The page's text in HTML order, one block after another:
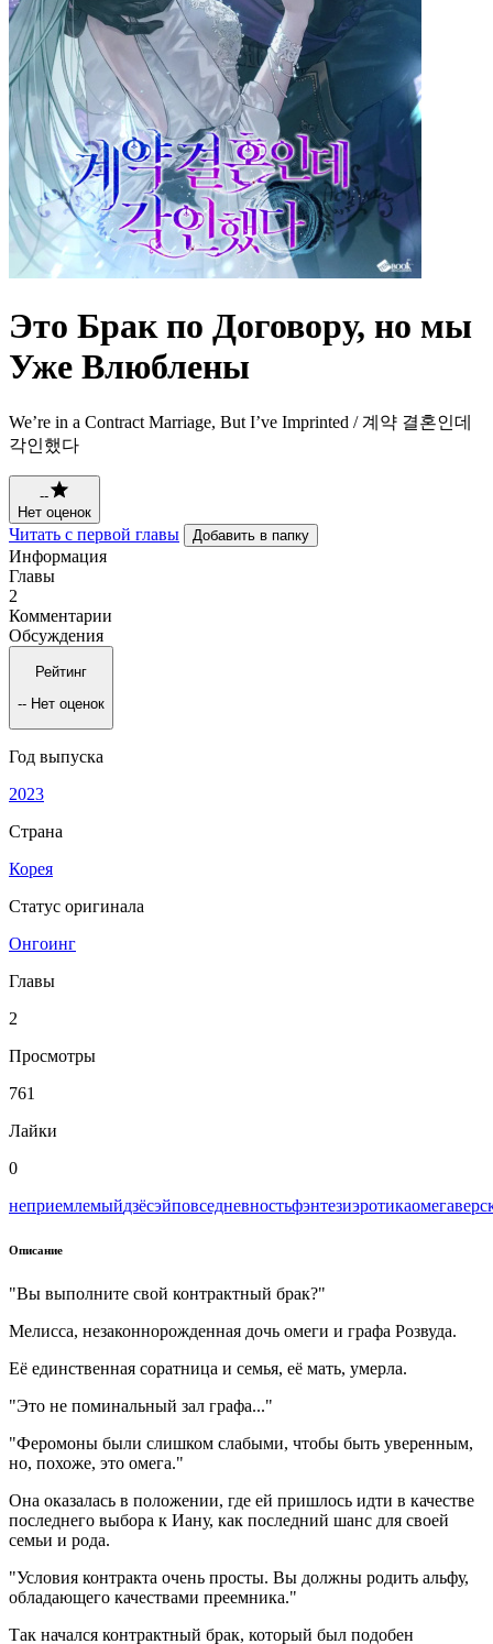
Это Брак по Договору, но мы
Уже Влюблены
We’re in a Contract Marriage, But I’ve Imprinted / 계약 결혼인데
각인했다
--
Нет оценок
Читать с первой главы Добавить в папку
Информация
Главы
2
Комментарии
Обсуждения
Рейтинг
-- Нет оценок
Год выпуска
2023
Страна
Корея
Статус оригинала
Онгоинг
Главы
2
Просмотры
761
Лайки
0
неприемлемыйдзёсэйповседневностьфэнтезиэротикаомегаверс
Описание
"Вы выполните свой контрактный брак?"
Мелисса, незаконнорожденная дочь омеги и графа Розвуда.
Её единственная соратница и семья, её мать, умерла.
"Это не поминальный зал графа..."
"Феромоны были слишком слабыми, чтобы быть уверенным,
но, похоже, это омега."
Она оказалась в положении, где ей пришлось идти в качестве
последнего выбора к Иану, как последний шанс для своей
семьи и рода.
"Условия контракта очень просты. Вы должны родить альфу,
обладающего качествами преемника."
Так начался контрактный брак, который был подобен